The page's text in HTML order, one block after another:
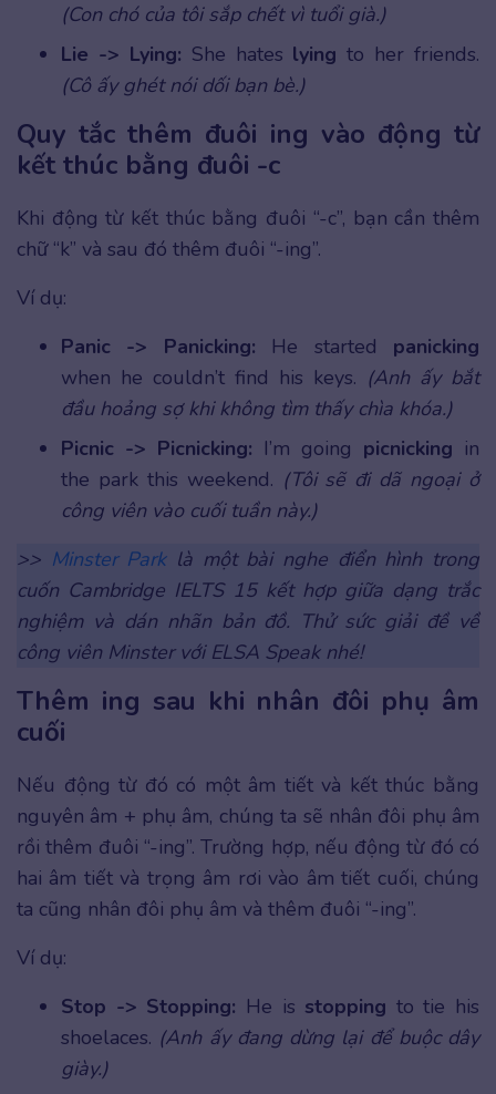
(Con chó của tôi sắp chết vì tuổi già.)
Lie -> Lying: She hates lyingto her friends.
(Cô ấy ghét nói dối bạn bè.)
Quy tắc thêm đuôi ing vào động từ
kết thúc bằng đuôi -c
Khi động từ kết thúc bằng đuôi “-c”, bạn cần thêm
chữ “k” và sau đó thêm đuôi “-ing”.
Ví dụ:
Panic -> Panicking: He started panicking
when he couldn’t find his keys. (Anh ấy bắt
đầu hoảng sợ khi không tìm thấy chìa khóa.)
Picnic -> Picnicking: I’m going picnicking in
the park this weekend. (Tôi sẽ đi dã ngoại ở
công viên vào cuối tuần này.)
>> Minster Parklà một bài nghe điển hình trong
cuốn Cambridge IELTS 15 kết hợp giữa dạng trắc
nghiệm và dán nhãn bản đồ. Thử sức giải đề về
công viên Minster với ELSA Speak nhé!
Thêm ing sau khi nhân đôi phụ âm
cuối
Nếu động từ đó có một âm tiết và kết thúc bằng
nguyên âm + phụ âm, chúng ta sẽ nhân đôi phụ âm
rồi thêm đuôi “-ing”. Trường hợp, nếu động từ đó có
hai âm tiết và trọng âm rơi vào âm tiết cuối, chúng
ta cũng nhân đôi phụ âm và thêm đuôi “-ing”.
Ví dụ:
Stop -> Stopping: He is stopping to tie his
shoelaces. (Anh ấy đang dừng lại để buộc dây
giày.)